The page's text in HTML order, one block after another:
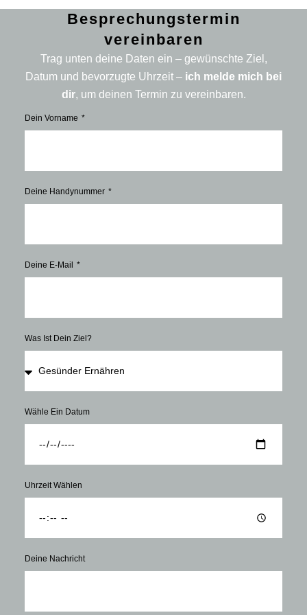
Besprechungstermin
vereinbaren
Trag unten deine Daten ein – gewünschte Ziel,
Datum und bevorzugte Uhrzeit – ich melde mich bei
dir, um deinen Termin zu vereinbaren.
Dein Vorname
Deine Handynummer
Deine E-Mail
Was Ist Dein Ziel?
Wähle Ein Datum
Uhrzeit Wählen
Deine Nachricht